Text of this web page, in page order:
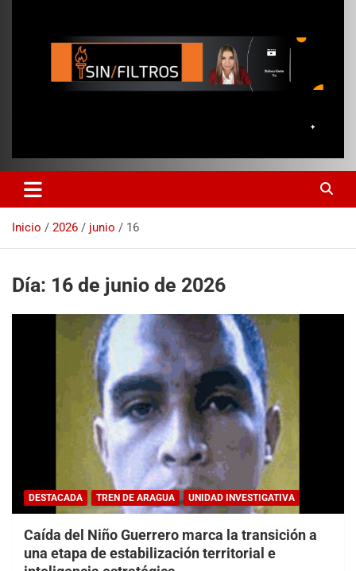
Inicio 2026 junio 16
Día: 16 de junio de 2026
DESTACADA TREN DE ARAGUA UNIDAD INVESTIGATIVA
Caída del Niño Guerrero marca la transición a
una etapa de estabilización territorial e